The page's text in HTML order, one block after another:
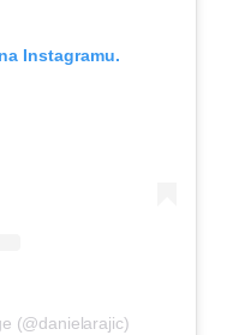
Instagramu.
(@danielarajic)